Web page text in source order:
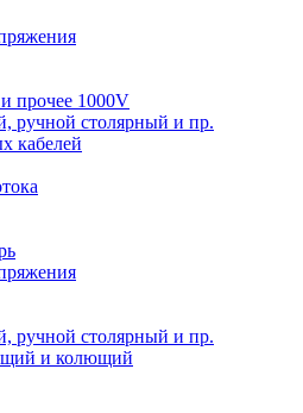
прочее 1000V
ручной столярный и пр.
кабелей
ручной столярный и пр.
и колющий